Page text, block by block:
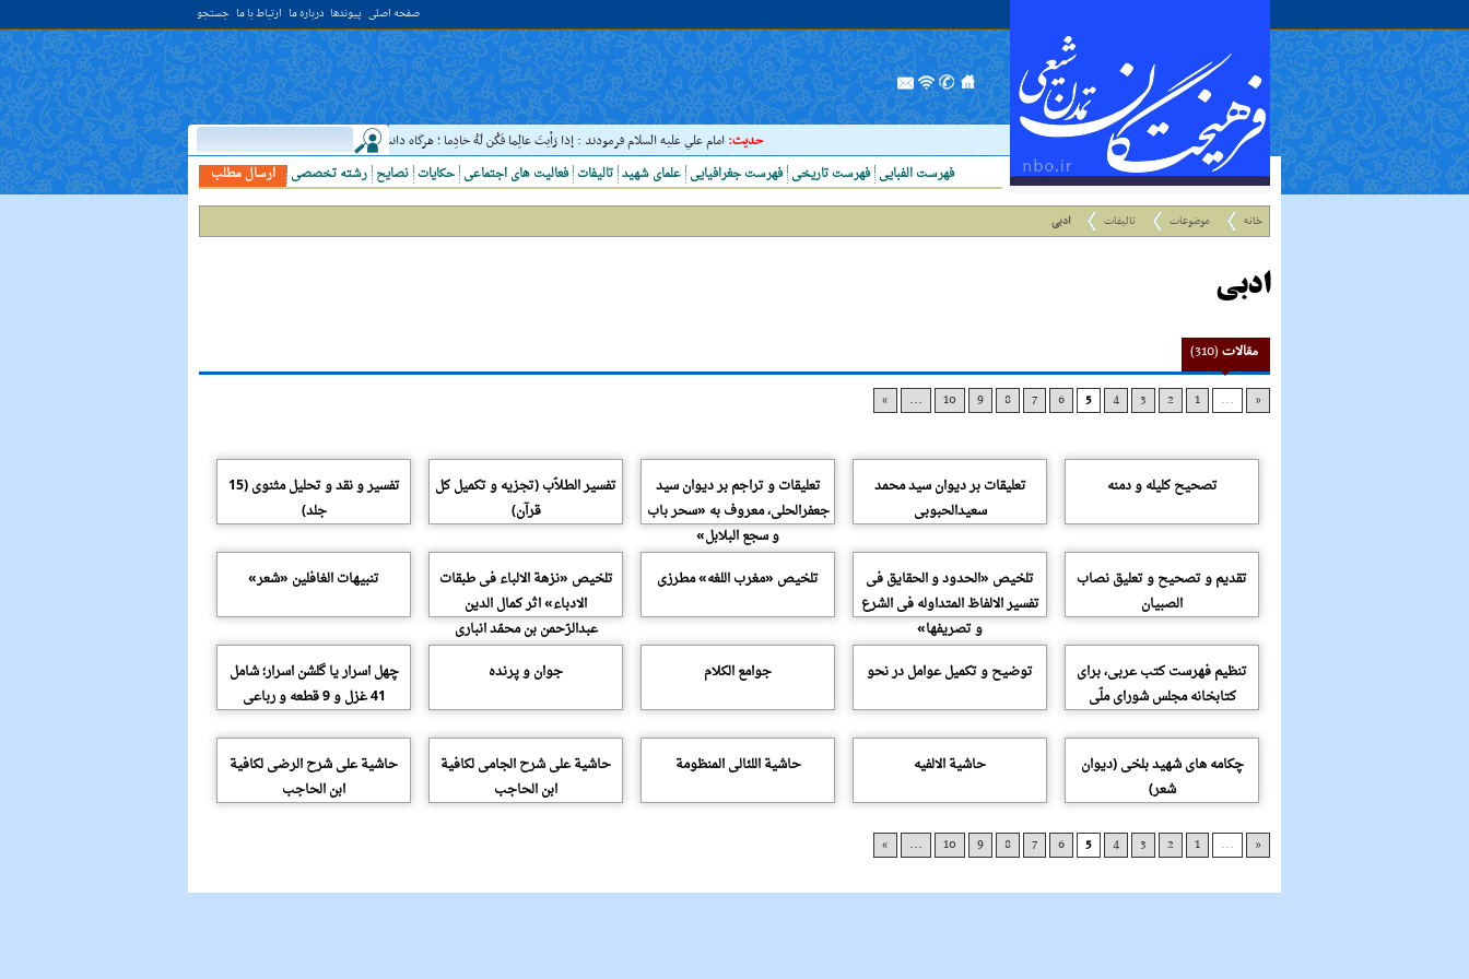
صفحه اصلی پیوندها درباره ما ارتباط با ما جستجو
حدیث:امام علي عليه السلام فرمودند : إذا رَأيتَ عالِما فَکُن لَهُ خادِما ؛ هرگاه دانشمندى ديدى، به او خدمت کن. ( غررالحکم ح ۴۰۴۴ ) حدیث:امام
ارسال مطلب
رشته تخصصی نصایح حکایات فعالیت های اجتماعی تالیفات علمای شهید فهرست جغرافیایی فهرست تاریخی فهرست الفبایی
خانه موضوعات تالیفات ادبی
ادبی
مقالات(310)
«
...
1
2
3
4
5
6
7
8
9
10
...
»
تصحیح کلیله و دمنه
تعلیقات بر دیوان سید محمد
سعیدالحبوبى
تعلیقات و تراجم بر دیوان سید
جعفرالحلى، معروف به «سحر باب
و سجع البلابل»
تفسیر الطلاّب (تجزیه و تکمیل کل
قرآن)
تفسیر و نقد و تحلیل مثنوى (15
جلد)
تقدیم و تصحیح و تعلیق نصاب
الصبیان
تلخیص «الحدود و الحقایق فى
تفسیر الالفاظ المتداوله فى الشرع
و تصریفها»
تلخیص «مغرب اللغه» مطرزى
تلخیص «نزهة الالباء فى طبقات
الادباء» اثر کمال الدین
عبدالرّحمن بن محمّد انبارى
تنبیهات الغافلین «شعر»
تنظیم فهرست کتب عربى، براى
کتابخانه مجلس شوراى ملّى
توضیح و تکمیل عوامل در نحو جوامع الکلام جوان و پرنده
چهل اسرار یا گلشن اسرار؛ شامل
41 غزل و 9 قطعه و رباعى
چکامه هاى شهید بلخى (دیوان
شعر)
حاشیة الالفیه حاشیة اللئالى المنظومة
حاشیة على شرح الجامى لکافیة
ابن الحاجب
حاشیة على شرح الرضى لکافیة
ابن الحاجب
«
...
1
2
3
4
5
6
7
8
9
10
...
»